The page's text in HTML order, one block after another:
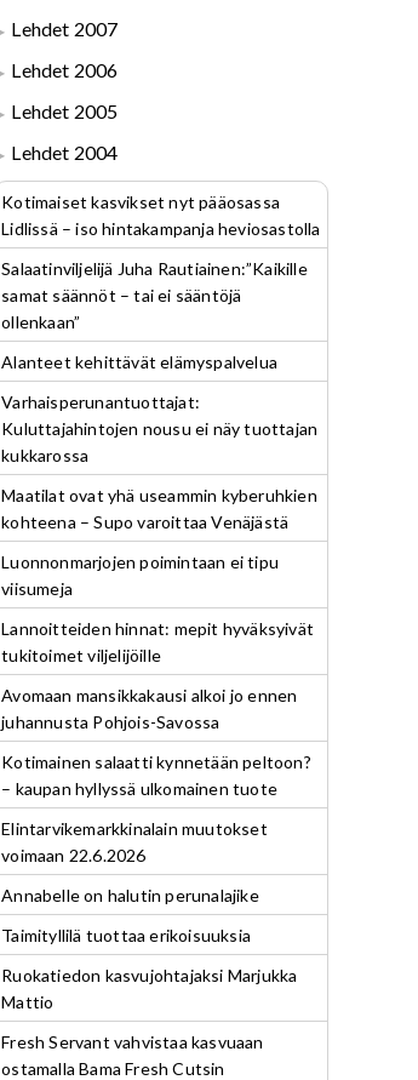
Lehdet 2007
Lehdet 2006
Lehdet 2005
Lehdet 2004
Kotimaiset kasvikset nyt pääosassa
Lidlissä – iso hintakampanja heviosastolla
Salaatinviljelijä Juha Rautiainen:”Kaikille
samat säännöt – tai ei sääntöjä
ollenkaan”
Alanteet kehittävät elämyspalvelua
Varhaisperunantuottajat:
Kuluttajahintojen nousu ei näy tuottajan
kukkarossa
Maatilat ovat yhä useammin kyberuhkien
kohteena – Supo varoittaa Venäjästä
Luonnonmarjojen poimintaan ei tipu
viisumeja
Lannoitteiden hinnat: mepit hyväksyivät
tukitoimet viljelijöille
Avomaan mansikkakausi alkoi jo ennen
juhannusta Pohjois-Savossa
Kotimainen salaatti kynnetään peltoon?
– kaupan hyllyssä ulkomainen tuote
Elintarvikemarkkinalain muutokset
voimaan 22.6.2026
Annabelle on halutin perunalajike
Taimityllilä tuottaa erikoisuuksia
Ruokatiedon kasvujohtajaksi Marjukka
Mattio
Fresh Servant vahvistaa kasvuaan
ostamalla Bama Fresh Cutsin